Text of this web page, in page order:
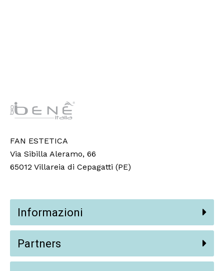
FAN ESTETICA
Via Sibilla Aleramo, 66
65012 Villareia di Cepagatti (PE)
Informazioni
Partners